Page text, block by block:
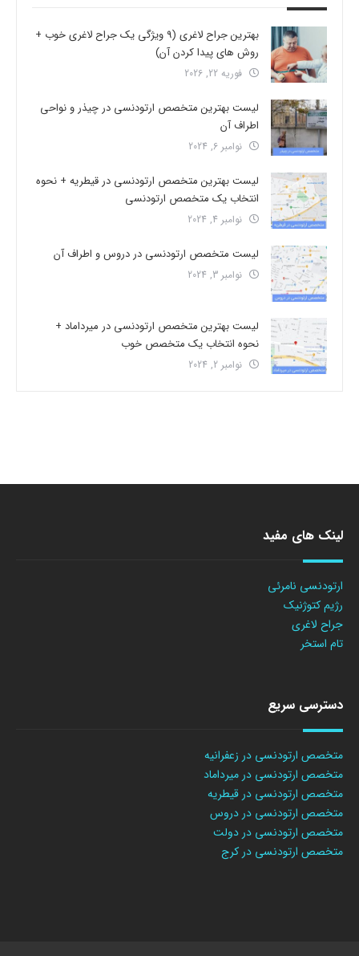
بهترین جراح لاغری (9 ویژگی یک جراح لاغری خوب +
روش های پیدا کردن آن)
فوریه 22, 2026
لیست بهترین متخصص ارتودنسی در چیذر و نواحی
اطراف آن
نوامبر 6, 2024
لیست بهترین متخصص ارتودنسی در قیطریه + نحوه
انتخاب یک متخصص ارتودنسی
نوامبر 4, 2024
لیست متخصص ارتودنسی در دروس و اطراف آن
نوامبر 3, 2024
لیست بهترین متخصص ارتودنسی در میرداماد +
نحوه انتخاب یک متخصص خوب
نوامبر 2, 2024
لینک های مفید
ارتودنسی نامرئی
رژیم کتوژنیک
جراح لاغری
تام استخر
دسترسی سریع
متخصص ارتودنسی در زعفرانیه
متخصص ارتودنسی در میرداماد
متخصص ارتودنسی در قیطریه
متخصص ارتودنسی در دروس
متخصص ارتودنسی در دولت
متخصص ارتودنسی در کرج